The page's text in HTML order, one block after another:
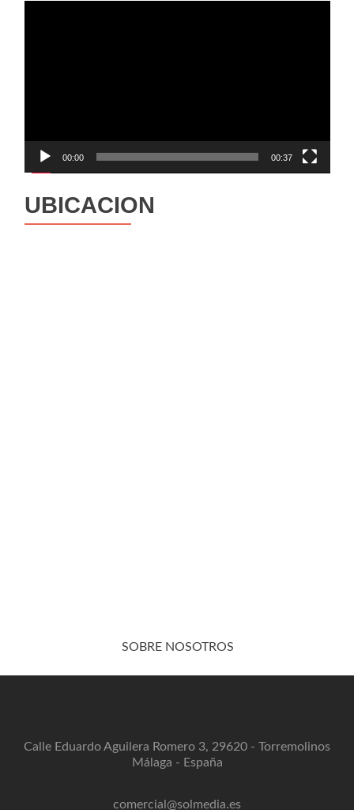
00:00 00:37
UBICACION
SOBRE NOSOTROS
Calle Eduardo Aguilera Romero 3, 29620 - Torremolinos
Málaga - España
comercial@solmedia.es